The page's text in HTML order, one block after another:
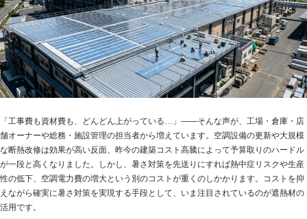
「工事費も資材費も、どんどん上がっている…」——そんな声が、工場・倉庫・店
舗オーナーや総務・施設管理の担当者から増えています。空調設備の更新や大規模
な断熱改修は効果が高い反面、昨今の建築コスト高騰によって予算取りのハードル
が一段と高くなりました。しかし、暑さ対策を先送りにすれば熱中症リスクや生産
性の低下、空調電力費の増大という別のコストが重くのしかかります。コストを抑
えながら確実に暑さ対策を実現する手段として、いま注目されているのが遮熱材の
活用です。